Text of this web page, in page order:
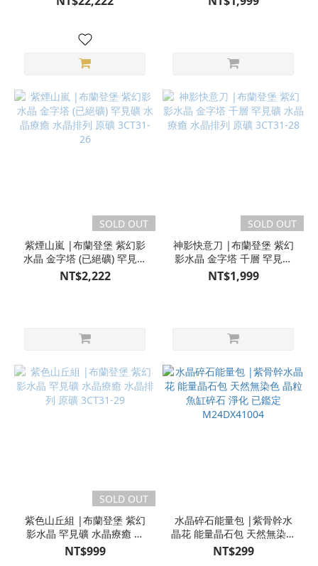
|紫黃晶 天然輻射型態特殊
巨無霸尺寸 五行補土 天然石
SOLD OUT
紫煙山嵐 |布蘭登堡 紫幻影
水晶 金字塔 (已絕礦) 罕見礦
水晶療癒 水晶排列 原礦
3CT31-26
NT$2,222
SOLD OUT
神影快意刀 |布蘭登堡 紫幻
影水晶 金字塔 千層 罕見礦
水晶療癒 水晶排列 原礦
3CT31-28
NT$1,999
SOLD OUT
紫色山丘組 |布蘭登堡 紫幻
影水晶 罕見礦 水晶療癒 水
晶排列 原礦 3CT31-29
NT$999
水晶碎石能量包 |紫骨幹水
晶花 能量晶石包 天然無染色
晶粒 魚缸碎石 淨化 已鑑定
M24DX41004
NT$299